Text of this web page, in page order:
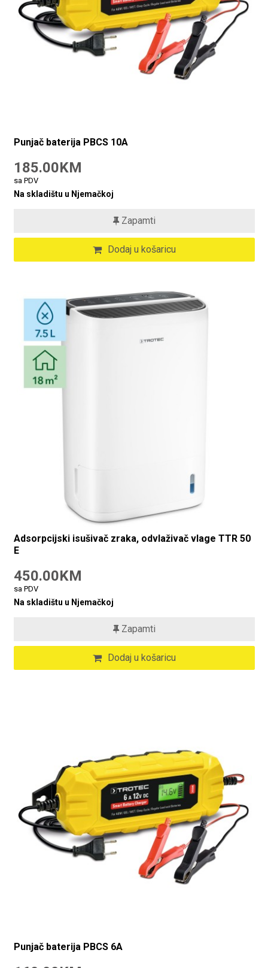
Punjač baterija PBCS 10A
185.00KM
sa PDV
Na skladištu u Njemačkoj
Zapamti
Dodaj u košaricu
Adsorpcijski isušivač zraka, odvlaživač vlage TTR 50
E
450.00KM
sa PDV
Na skladištu u Njemačkoj
Zapamti
Dodaj u košaricu
Punjač baterija PBCS 6A